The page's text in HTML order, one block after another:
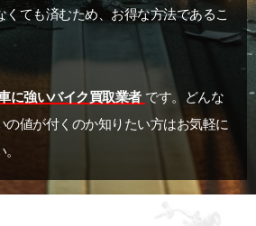
くても済むため、お得な方法であるこ
に強いバイク買取業者 です。どんな
の値が付くのか知りたい方はお気軽に